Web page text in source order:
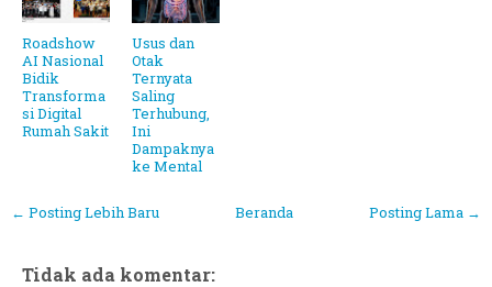
Roadshow
AI Nasional
Bidik
Transforma
si Digital
Rumah Sakit
Usus dan
Otak
Ternyata
Saling
Terhubung,
Ini
Dampaknya
ke Mental
← Posting Lebih Baru Posting Lama →
Beranda
Tidak ada komentar: